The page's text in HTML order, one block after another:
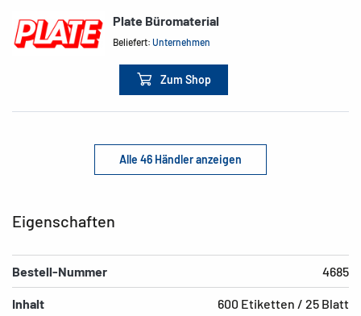
Plate Büromaterial
Beliefert:Unternehmen
Zum Shop
Alle 46 Händler anzeigen
Eigenschaften
Bestell-Nummer 4685
Inhalt 600 Etiketten / 25 Blatt